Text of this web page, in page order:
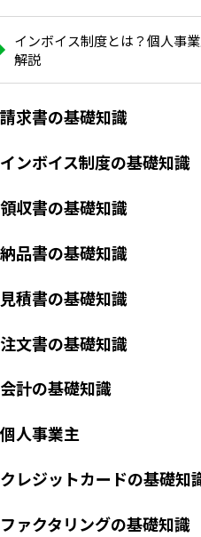
インボイス制度とは？個人事
解説
請求書の基礎知識
インボイス制度の基礎知識
領収書の基礎知識
納品書の基礎知識
見積書の基礎知識
注文書の基礎知識
会計の基礎知識
個人事業主
クレジットカードの基礎知
ファクタリングの基礎知識